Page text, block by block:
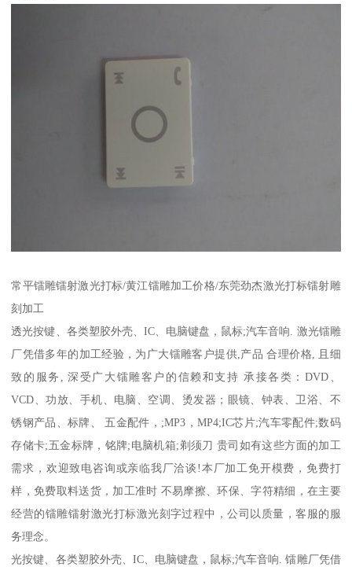
常平镭雕镭射激光打标/黄江镭雕加工价格/东莞劲杰激光打标镭射雕
刻加工
透光按键、各类塑胶外壳、IC、电脑键盘，鼠标;汽车音响. 激光镭雕
厂凭借多年的加工经验，为广大镭雕客户提供,产品 合理价格, 且细
致的服务, 深受广大镭雕客户的信赖和支持 承接各类：DVD、
VCD、功放、手机、电脑、空调、烫发器；眼镜、钟表、卫浴、不
锈钢产品、标牌、 五金配件，;MP3，MP4;IC芯片;汽车零配件;数码
存储卡;五金标牌，铭牌;电脑机箱;剃须刀 贵司如有这些方面的加工
需求，欢迎致电咨询或亲临我厂洽谈!本厂加工免开模费，免费打
样，免费取料送货，加工准时 不易摩擦、环保、字符精细，在主要
经营的镭雕镭射激光打标激光刻字过程中，公司以质量，客服的服
务理念。
光按键、各类塑胶外壳、IC、电脑键盘，鼠标;汽车音响. 镭雕厂凭借